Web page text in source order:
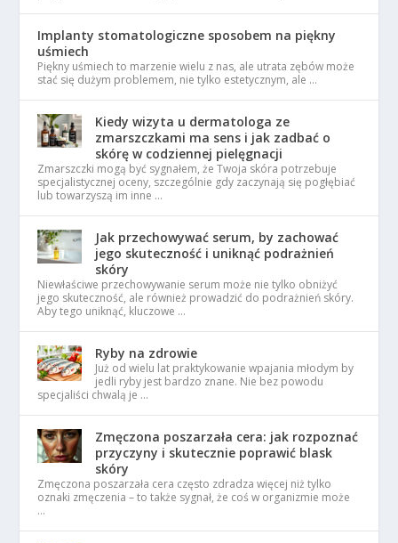
Implanty stomatologiczne sposobem na piękny
uśmiech
Piękny uśmiech to marzenie wielu z nas, ale utrata zębów może
stać się dużym problemem, nie tylko estetycznym, ale …
Kiedy wizyta u dermatologa ze
zmarszczkami ma sens i jak zadbać o
skórę w codziennej pielęgnacji
Zmarszczki mogą być sygnałem, że Twoja skóra potrzebuje
specjalistycznej oceny, szczególnie gdy zaczynają się pogłębiać
lub towarzyszą im inne …
Jak przechowywać serum, by zachować
jego skuteczność i uniknąć podrażnień
skóry
Niewłaściwe przechowywanie serum może nie tylko obniżyć
jego skuteczność, ale również prowadzić do podrażnień skóry.
Aby tego uniknąć, kluczowe …
Ryby na zdrowie
Już od wielu lat praktykowanie wpajania młodym by
jedli ryby jest bardzo znane. Nie bez powodu
specjaliści chwalą je …
Zmęczona poszarzała cera: jak rozpoznać
przyczyny i skutecznie poprawić blask
skóry
Zmęczona poszarzała cera często zdradza więcej niż tylko
oznaki zmęczenia – to także sygnał, że coś w organizmie może
…